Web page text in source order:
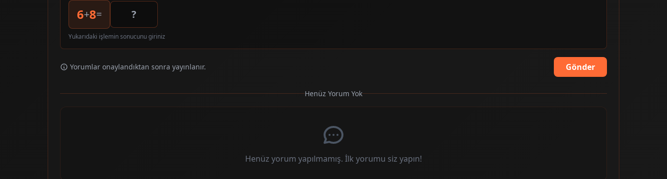
6+8=
Yukarıdaki işlemin sonucunu giriniz
Yorumlar onaylandıktan sonra yayınlanır. Gönder
Henüz Yorum Yok
Henüz yorum yapılmamış. İlk yorumu siz yapın!